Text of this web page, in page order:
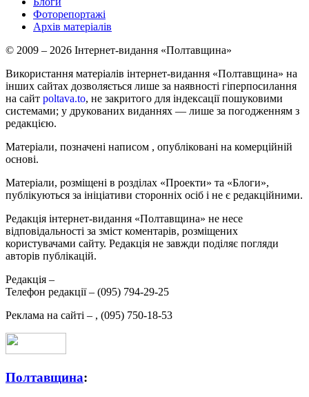
Фоторепортажі
Архів матеріалів
© 2009 – 2026 Інтернет-видання «Полтавщина»
Використання матеріалів інтернет-видання «Полтавщина» на
інших сайтах дозволяється лише за наявності гіперпосилання
на сайт poltava.to, не закритого для індексації пошуковими
системами; у друкованих виданнях — лише за погодженням з
редакцією.
Матеріали, позначені написом , опубліковані на комерційній
основі.
Матеріали, розміщені в розділах «Проекти» та «Блоги»,
публікуються за ініціативи сторонніх осіб і не є редакційними.
Редакція інтернет-видання «Полтавщина» не несе
відповідальності за зміст коментарів, розміщених
користувачами сайту. Редакція не завжди поділяє погляди
авторів публікацій.
Редакція –
Телефон редакції – (095) 794-29-25
Реклама на сайті – , (095) 750-18-53
Полтавщина: